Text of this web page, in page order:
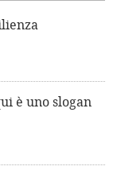
è uno slogan